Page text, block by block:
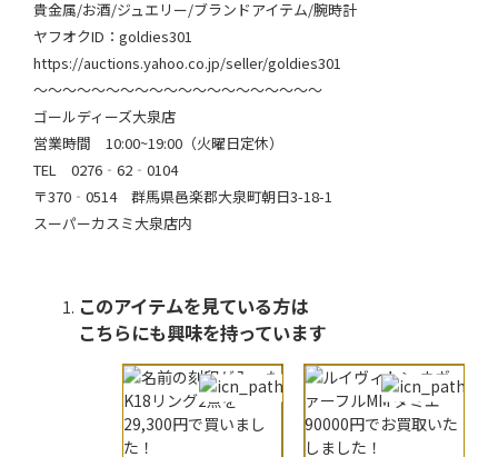
貴金属/お酒/ジュエリー/ブランドアイテム/腕時計
ヤフオクID：goldies301
https://auctions.yahoo.co.jp/seller/goldies301
～～～～～～～～～～～～～～～～～～～～
ゴールディーズ大泉店
営業時間 10:00~19:00（火曜日定休）
TEL 0276‐62‐0104
〒370‐0514 群馬県邑楽郡大泉町朝日3-18-1
スーパーカスミ大泉店内
このアイテムを見ている方は
こちらにも興味を持っています